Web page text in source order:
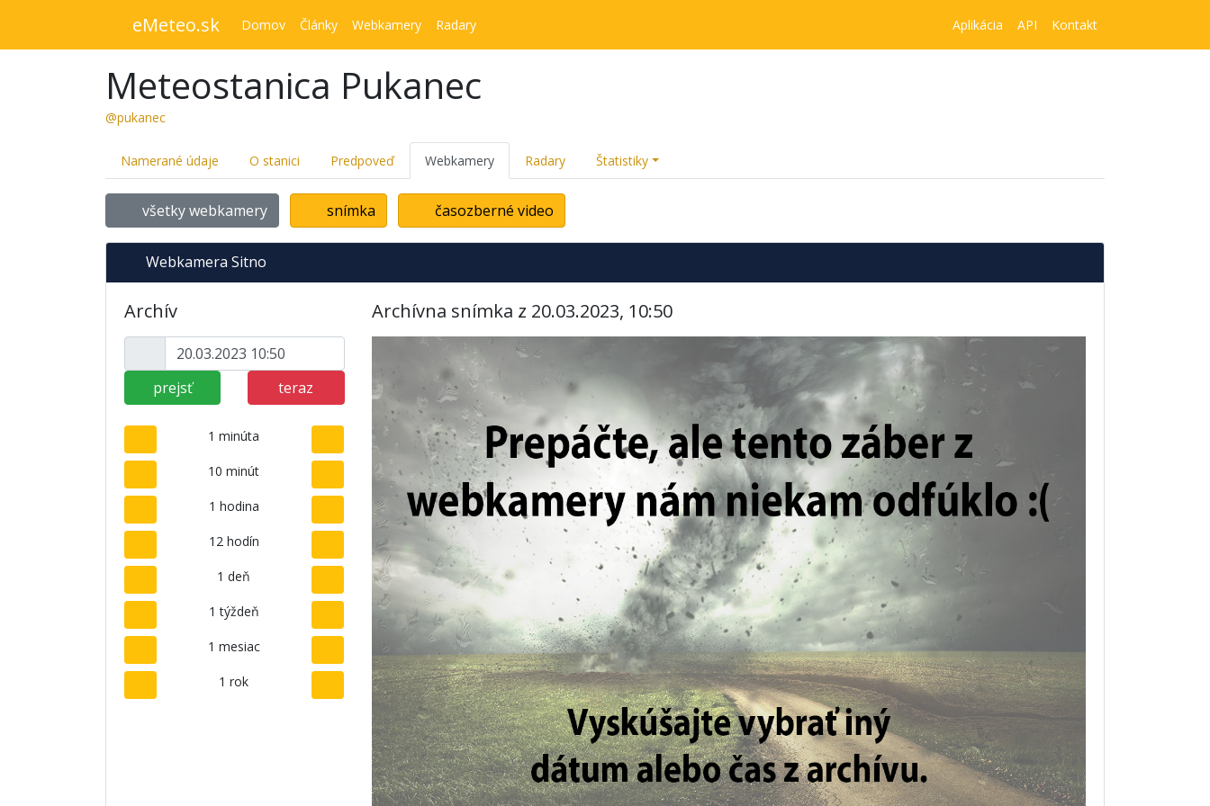
eMeteo.sk Domov Články Webkamery Radary Aplikácia API Kontakt
Meteostanica Pukanec
@pukanec
Namerané údaje O stanici Predpoveď Webkamery Radary Štatistiky
všetky webkamery snímka časozberné video
Webkamera Sitno
Archív
prejsť teraz
1 minúta
10 minút
1 hodina
12 hodín
1 deň
1 týždeň
1 mesiac
1 rok
Archívna snímka z 20.03.2023, 10:50